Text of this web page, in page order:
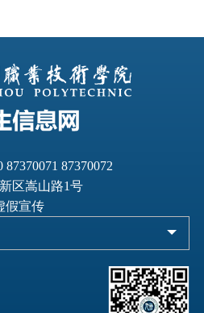
87370072
区嵩山路1号
假宣传